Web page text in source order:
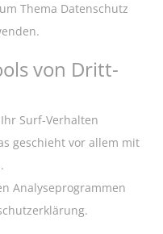
Thema Datenschutz
von Dritt­
Surf-Verhalten
geschieht vor allem mit
Analyseprogrammen